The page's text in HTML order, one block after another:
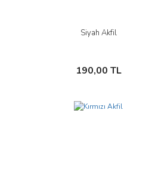
Siyah Akfil
190,00 TL
İncele
Sepete Ekle